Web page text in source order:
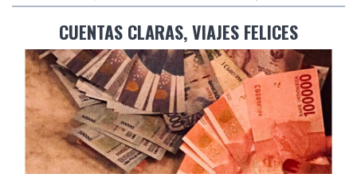
CUENTAS CLARAS, VIAJES FELICES